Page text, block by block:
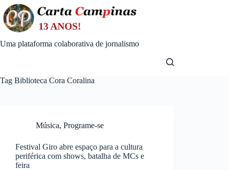
Skip
to
content
Uma plataforma colaborativa de jornalismo
Tag Biblioteca Cora Coralina
Música, Programe-se
Festival Giro abre espaço para a cultura
periférica com shows, batalha de MCs e
feira